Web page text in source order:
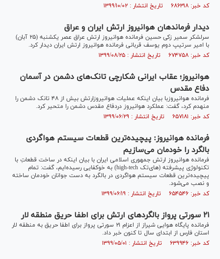
کد خبر: ۶۸۶۳۱۸ تاریخ انتشار : ۱۳۹۹/۱۰/۰۲
دیدار فرماندهان هوانیروز ارتش ایران و عراق
سرلشکر سمیر زکی حسین فرمانده هوانیروز ارتش عراق عصر یکشنبه (۲۵ آبان)
با امیر سرتیپ دوم یوسف قربانی فرمانده هوانیروز ارتش ایران دیدار کرد.
کد خبر: ۶۷۴۷۵۸ تاریخ انتشار : ۱۳۹۹/۰۸/۲۵
هوانیروز؛ عقاب ایرانی شکارچی تانک‌های دشمن در آسمان
دفاع مقدس
فرمانده هوانیروزبا بیان اینکه عملیات هوانیروزارتش بیش از ۴۸ تانک دشمن را
منهدم کرد، گفت: عملکرد هوانیروز دردفاع مقدس دشمن را متحیر کرد.
کد خبر: ۶۵۷۱۸۱ تاریخ انتشار : ۱۳۹۹/۰۶/۲۹
فرمانده هوانیروز: پیچیده‌ترین قطعات سیستم هواگردی
بالگرد را خودمان می‌سازیم
فرمانده هوانیروز ارتش جمهوری اسلامی ایران با بیان اینکه در ساخت قطعاتِ با
تکنولوژی پیشرفته (های‌تک high-tech) به خوکفایی رسیده‌ایم، گفت: تمام
پیچیده‌ترین قطعات سیستم هواگردی در بالگرد به دست جوانان خودمان ساخته
و نصب می‌شود.
کد خبر: ۶۵۴۵۴۶ تاریخ انتشار : ۱۳۹۹/۰۶/۱۹
۲۱ سورتی پرواز بالگردهای ارتش برای اطفا حریق منطقه لار
فرمانده پایگاه هوایی شیراز از اعزام ۲۱ سورتی پرواز برای اطفا حریق به منطقه لار
استان فارس از ابتدای سال تا کنون خبر داد.
کد خبر: ۶۳۹۹۴۶ تاریخ انتشار : ۱۳۹۹/۰۵/۰۱